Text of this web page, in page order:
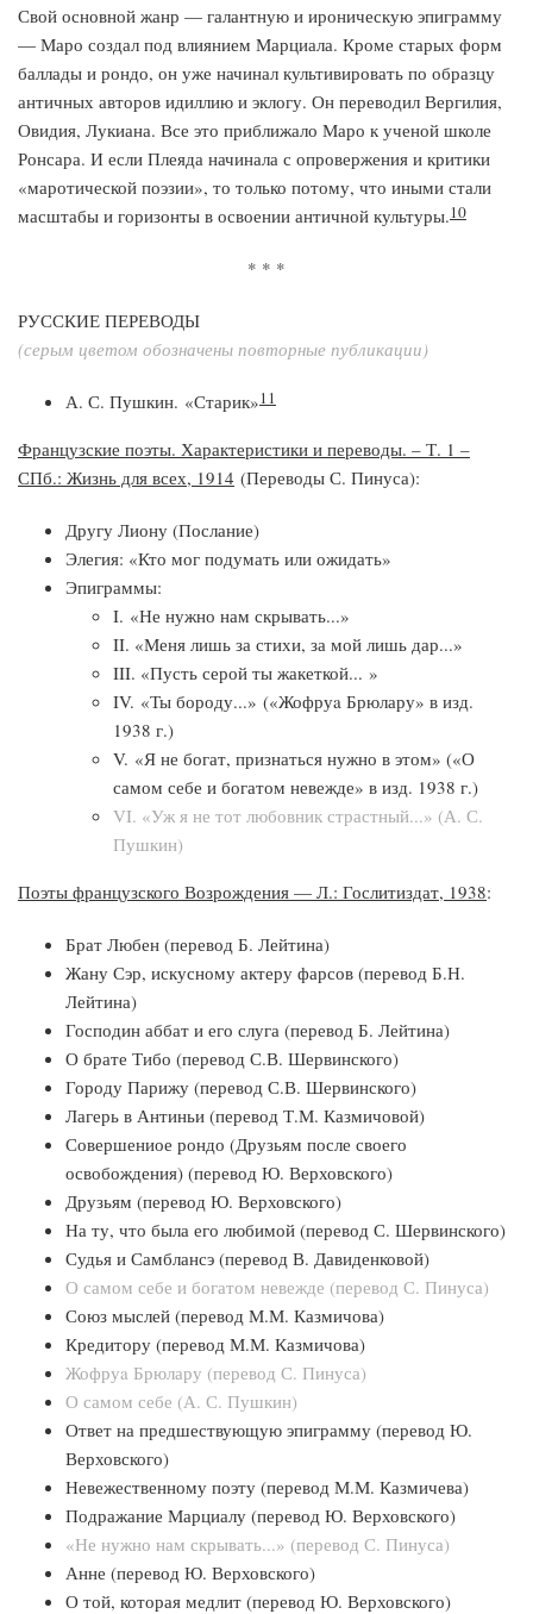
Свой основной жанр — галантную и ироническую эпиграмму
— Маро создал под влиянием Марциала. Кроме старых форм
баллады и рондо, он уже начинал культивировать по образцу
античных авторов идиллию и эклогу. Он переводил Вергилия,
Овидия, Лукиана. Все это приближало Маро к ученой школе
Ронсара. И если Плеяда начинала с опровержения и критики
«маротической поэзии», то только потому, что иными стали
масштабы и горизонты в освоении античной культуры.10
* * *
РУССКИЕ ПЕРЕВОДЫ
(серым цветом обозначены повторные публикации)
А. С. Пушкин. «Старик»11
Французские поэты. Характеристики и переводы. – Т. 1 –
СПб.: Жизнь для всех, 1914 (Переводы С. Пинуса):
Другу Лиону (Послание)
Элегия: «Кто мог подумать или ожидать»
Эпиграммы:
I. «Не нужно нам скрывать...»
II. «Меня лишь за стихи, за мой лишь дар...»
III. «Пусть серой ты жакеткой... »
IV. «Ты бороду...» («Жофруa Брюлару» в изд.
1938 г.)
V. «Я не богат, признаться нужно в этом» («О
самом себе и богатом невежде» в изд. 1938 г.)
VI. «Уж я не тот любовник страстный...» (А. С.
Пушкин)
Поэты французского Возрождения — Л.: Гослитиздат, 1938:
Брат Любен (перевод Б. Лейтина)
Жану Сэр, искусному актеру фарсов (перевод Б.Н.
Лейтина)
Господин аббат и его слуга (перевод Б. Лейтина)
О брате Тибо (перевод С.В. Шервинского)
Городу Парижу (перевод С.В. Шервинского)
Лагерь в Антиньи (перевод Т.М. Казмичовой)
Совершениое рондо (Друзьям после своего
освобождения) (перевод Ю. Верховского)
Друзьям (перевод Ю. Верховского)
На ту, что была его любимой (перевод С. Шервинского)
Судья и Самблансэ (перевод В. Давиденковой)
О самом себе и богатом невежде (перевод С. Пинуса)
Союз мыслей (перевод М.М. Казмичова)
Кредитору (перевод М.М. Казмичова)
Жофруa Брюлару (перевод С. Пинуса)
О самом себе (А. С. Пушкин)
Ответ на предшествующую эпиграмму (перевод Ю.
Верховского)
Невежественному поэту (перевод М.М. Казмичева)
Подражание Марциалу (перевод Ю. Верховского)
«Не нужно нам скрывать...» (перевод С. Пинуса)
Анне (перевод Ю. Верховского)
О той, которая медлит (перевод Ю. Верховского)